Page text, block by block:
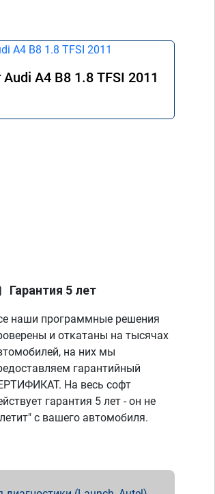
A4 B8 1.8 TFSI 2011
Гарантия 5 лет
наши программные решения
и откатаны на тысячах
на них мы
гарантийный
На весь софт
гарантия 5 лет - он не
с вашего автомобиля.